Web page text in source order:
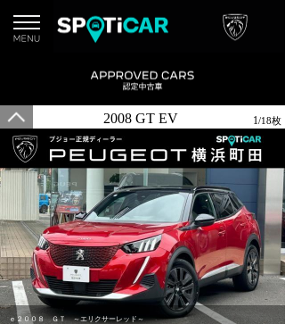
2008 GT EV 1/18枚
ｅ２００８ ＧＴ ～エリクサーレッド～